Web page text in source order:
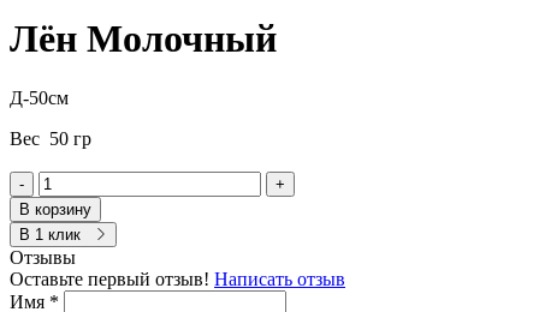
Лён Молочный
Д-50см
Вес 50 гр
-
+
В корзину
В 1 клик
Отзывы
Оставьте первый отзыв! Написать отзыв
Имя *